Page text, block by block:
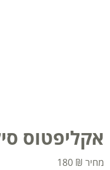
אקליפטוס סילבר
180 ₪